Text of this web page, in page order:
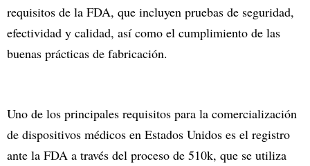
requisitos de la FDA, que incluyen pruebas de seguridad,
efectividad y calidad, así como el cumplimiento de las
buenas prácticas de fabricación.
Uno de los principales requisitos para la comercialización
de dispositivos médicos en Estados Unidos es el registro
ante la FDA a través del proceso de 510k, que se utiliza